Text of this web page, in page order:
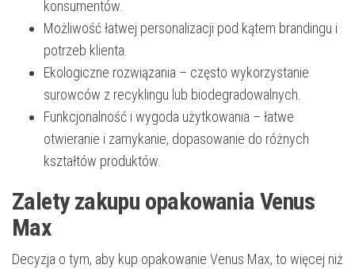
konsumentów.
Możliwość łatwej personalizacji pod kątem brandingu i
potrzeb klienta.
Ekologiczne rozwiązania – często wykorzystanie
surowców z recyklingu lub biodegradowalnych.
Funkcjonalność i wygoda użytkowania – łatwe
otwieranie i zamykanie, dopasowanie do różnych
kształtów produktów.
Zalety zakupu opakowania Venus
Max
Decyzja o tym, aby kup opakowanie Venus Max, to więcej niż